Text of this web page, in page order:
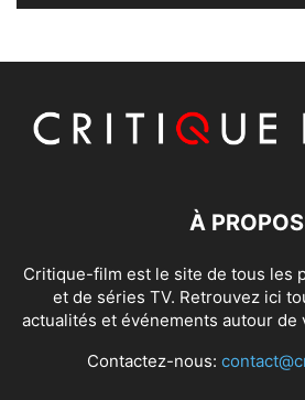
À PROPOS
Critique-film est le site de tous les
et de séries TV. Retrouvez ici
actualités et événements autour
Contactez-nous: